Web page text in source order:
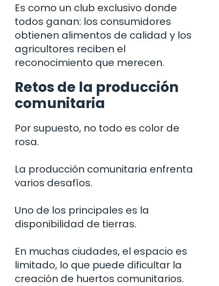
Es como un club exclusivo donde
todos ganan: los consumidores
obtienen alimentos de calidad y los
agricultores reciben el
reconocimiento que merecen.
Retos de la producción
comunitaria
Por supuesto, no todo es color de
rosa.
La producción comunitaria enfrenta
varios desafíos.
Uno de los principales es la
disponibilidad de tierras.
En muchas ciudades, el espacio es
limitado, lo que puede dificultar la
creación de huertos comunitarios.